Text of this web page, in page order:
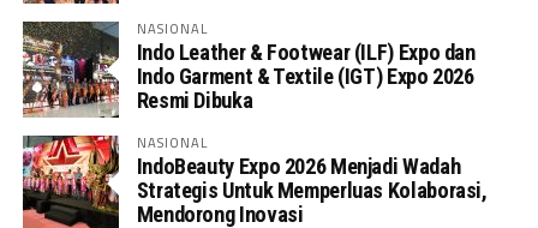
NASIONAL
Indo Leather & Footwear (ILF) Expo dan
Indo Garment & Textile (IGT) Expo 2026
Resmi Dibuka
NASIONAL
IndoBeauty Expo 2026 Menjadi Wadah
Strategis Untuk Memperluas Kolaborasi,
Mendorong Inovasi